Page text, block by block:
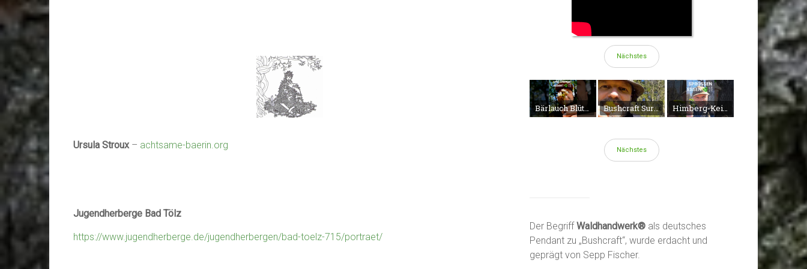
Ursula Stroux– achtsame-baerin.org
Jugendherberge Bad Tölz
https://www.jugendherberge.de/jugendherbergen/bad-toelz-715/portraet/
Nächstes
#bushcraft #nature
Bushcraft Survival Kräuter Wasser wandern
Nächstes
Der BegriffWaldhandwerk® als deutsches
Pendant zu „Bushcraft“, wurde erdacht und
geprägt von Sepp Fischer.